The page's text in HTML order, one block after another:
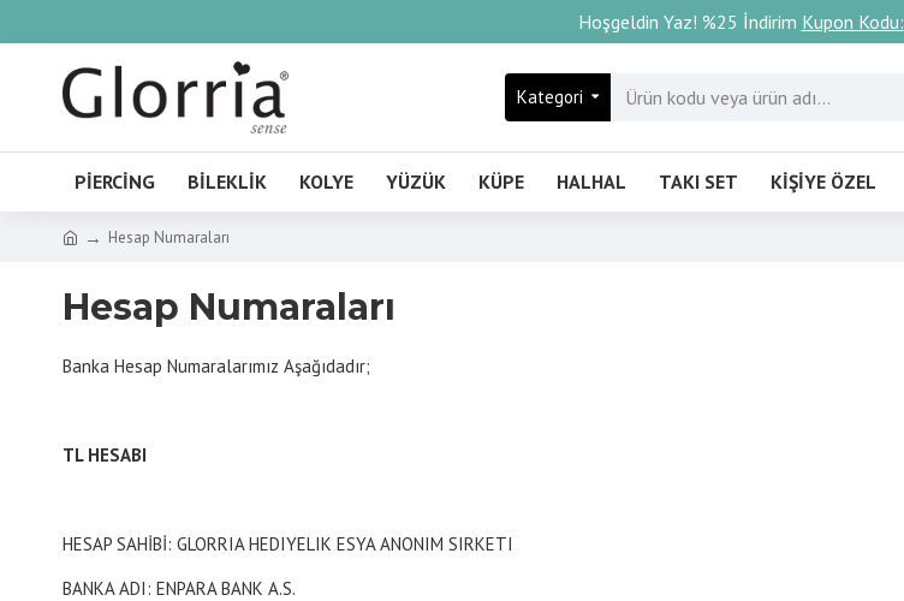
Hoşgeldin Yaz! %25 İndirim Kupon Kodu:
Kategori
PIERCING BILEKLIK KOLYE YÜZÜK KÜPE HALHAL TAKI SET KIŞIYE ÖZEL
Hesap Numaraları
Hesap Numaraları
Banka Hesap Numaralarımız Aşağıdadır;
TL HESABI
HESAP SAHİBİ: GLORRIA HEDIYELIK ESYA ANONIM SIRKETI
BANKA ADI: ENPARA BANK A.S.